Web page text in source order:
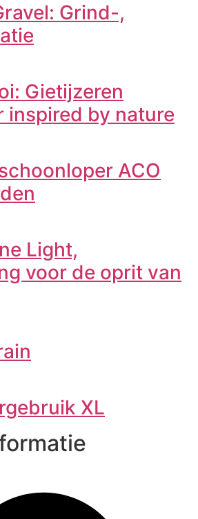
Grind-,
Gietijzeren
inspired by nature
ACO
Light,
voor de oprit van
XL